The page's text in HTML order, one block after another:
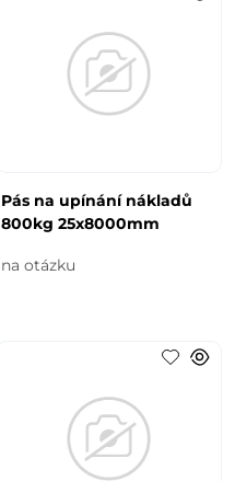
Pás na upínání nákladů
800kg 25x8000mm
na otázku